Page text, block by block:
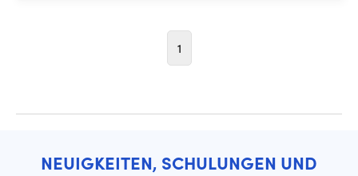
1
NEUIGKEITEN, SCHULUNGEN UND